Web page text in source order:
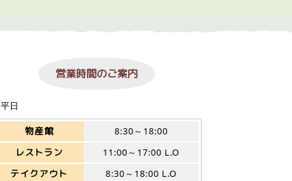
営業時間のご案内
平日
物産館
8:30～18:00
レストラン
11:00～17:00 L.O
テイクアウト
8:30～18:00 L.O